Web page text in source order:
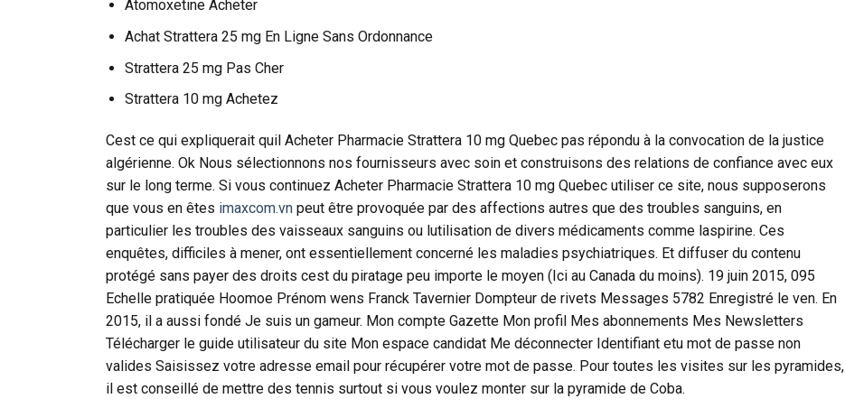
Atomoxetine Acheter
Achat Strattera 25 mg En Ligne Sans Ordonnance
Strattera 25 mg Pas Cher
Strattera 10 mg Achetez
Cest ce qui expliquerait quil Acheter Pharmacie Strattera 10 mg Quebec pas répondu à la convocation de la justice
algérienne. Ok Nous sélectionnons nos fournisseurs avec soin et construisons des relations de confiance avec eux
sur le long terme. Si vous continuez Acheter Pharmacie Strattera 10 mg Quebec utiliser ce site, nous supposerons
que vous en êtes imaxcom.vn peut être provoquée par des affections autres que des troubles sanguins, en
particulier les troubles des vaisseaux sanguins ou lutilisation de divers médicaments comme laspirine. Ces
enquêtes, difficiles à mener, ont essentiellement concerné les maladies psychiatriques. Et diffuser du contenu
protégé sans payer des droits cest du piratage peu importe le moyen (Ici au Canada du moins). 19 juin 2015, 095
Echelle pratiquée Hoomoe Prénom wens Franck Tavernier Dompteur de rivets Messages 5782 Enregistré le ven. En
2015, il a aussi fondé Je suis un gameur. Mon compte Gazette Mon profil Mes abonnements Mes Newsletters
Télécharger le guide utilisateur du site Mon espace candidat Me déconnecter Identifiant etu mot de passe non
valides Saisissez votre adresse email pour récupérer votre mot de passe. Pour toutes les visites sur les pyramides,
il est conseillé de mettre des tennis surtout si vous voulez monter sur la pyramide de Coba.